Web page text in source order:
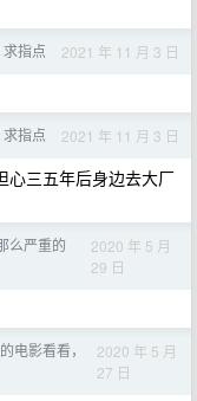
指点 2021 年 11 月 3 日
指点 2021 年 11 月 3 日
心三五年后身边去大厂
么严重的
2020 年 5 月
29 日
电影看看，
2020 年 5 月
27 日